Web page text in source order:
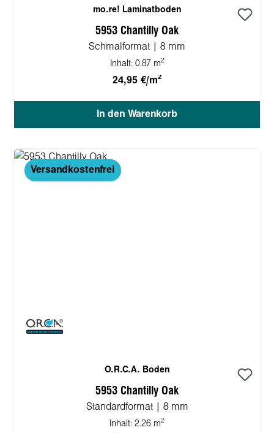
mo.re! Laminatboden
5953 Chantilly Oak
Schmalformat | 8 mm
Inhalt: 0.87 m2
24,95 €/m2
In den Warenkorb
Versandkostenfrei
O.R.C.A. Boden
5953 Chantilly Oak
Standardformat | 8 mm
Inhalt: 2.26 m2